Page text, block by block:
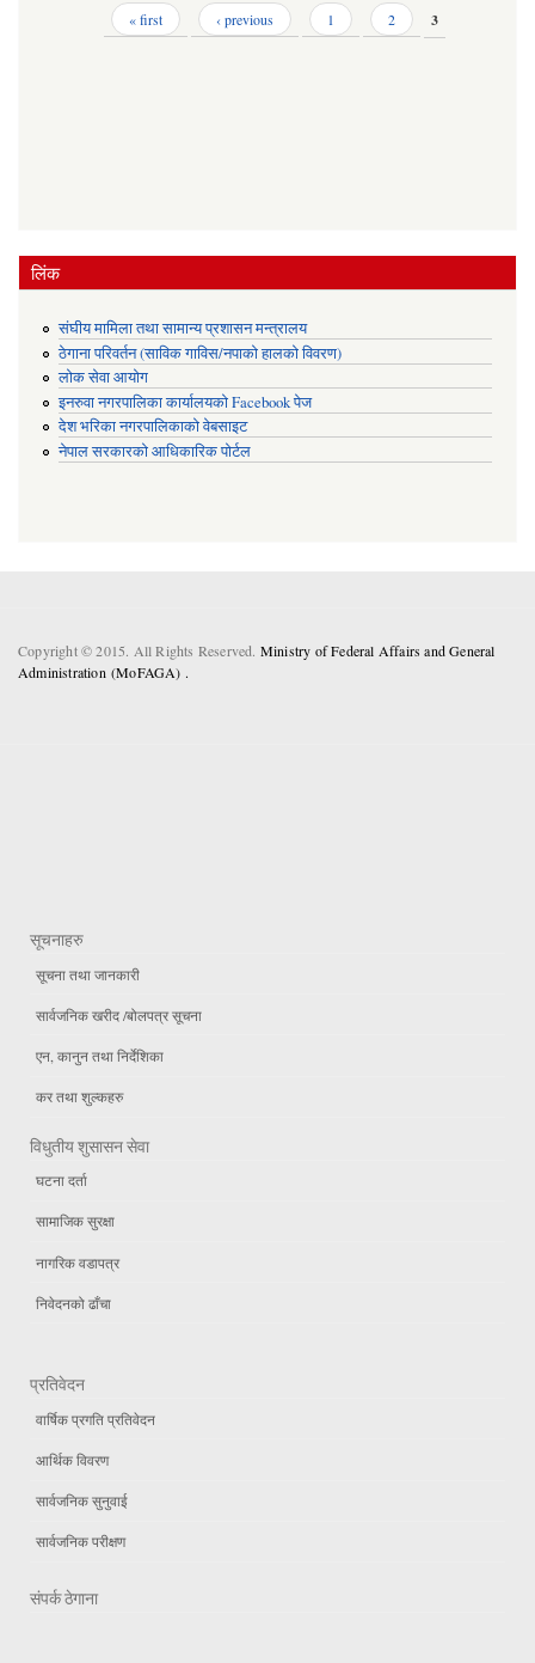
« first ‹ previous 1 2 3
लिंक
संघीय मामिला तथा सामान्य प्रशासन मन्त्रालय
ठेगाना परिवर्तन (साविक गाविस/नपाको हालको विवरण)
लोक सेवा आयोग
इनरुवा नगरपालिका कार्यालयको Facebook पेज
देश भरिका नगरपालिकाको वेबसाइट
नेपाल सरकारको आधिकारिक पोर्टल
Copyright © 2015. All Rights Reserved. Ministry of Federal Affairs and General
Administration (MoFAGA) .
सूचनाहरु
सूचना तथा जानकारी
सार्वजनिक खरीद /बोलपत्र सूचना
एन, कानुन तथा निर्देशिका
कर तथा शुल्कहरु
विधुतीय शुसासन सेवा
घटना दर्ता
सामाजिक सुरक्षा
नागरिक वडापत्र
निवेदनको ढाँचा
प्रतिवेदन
वार्षिक प्रगति प्रतिवेदन
आर्थिक विवरण
सार्वजनिक सुनुवाई
सार्वजनिक परीक्षण
संपर्क ठेगाना